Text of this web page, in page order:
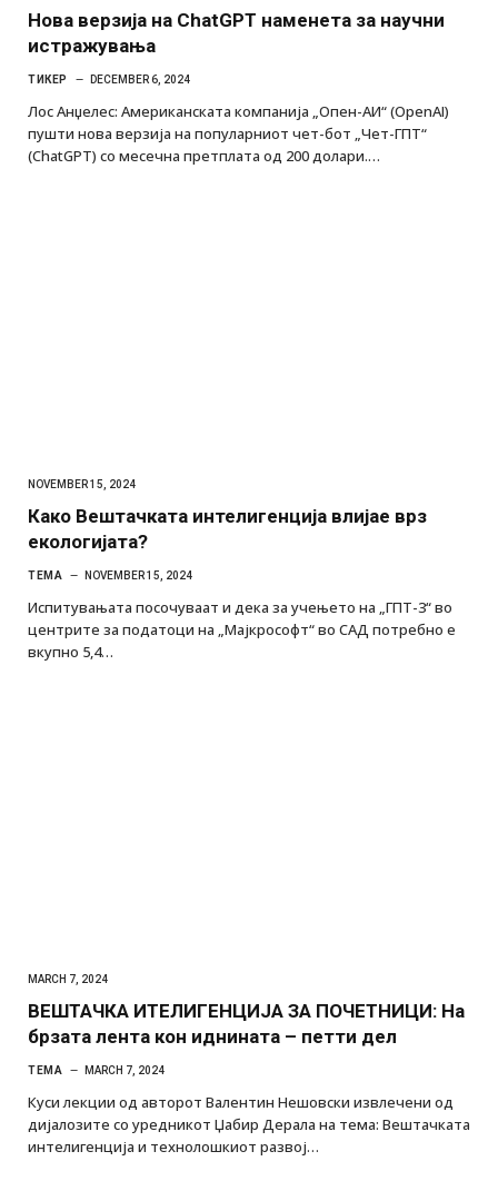
Нова верзија на ChatGPT наменета за научни
истражувања
ТИКЕР DECEMBER 6, 2024
Лос Анџелес: Американската компанија „Опен-АИ“ (OpenAI)
пушти нова верзија на популарниот чет-бот „Чет-ГПТ“
(ChatGPT) со месечна претплата од 200 долари.…
NOVEMBER 15, 2024
Како Вештачката интелигенција влијае врз
екологијата?
ТЕМА NOVEMBER 15, 2024
Испитувањата посочуваат и дека за учењето на „ГПТ-3“ во
центрите за податоци на „Мајкрософт“ во САД потребно е
вкупно 5,4…
MARCH 7, 2024
ВЕШТАЧКА ИТЕЛИГЕНЦИЈА ЗА ПОЧЕТНИЦИ: На
брзата лента кон иднината – петти дел
ТЕМА MARCH 7, 2024
Куси лекции од авторот Валентин Нешовски извлечени од
дијалозите со уредникот Џабир Дерала на тема: Вештачката
интелигенција и технолошкиот развој…